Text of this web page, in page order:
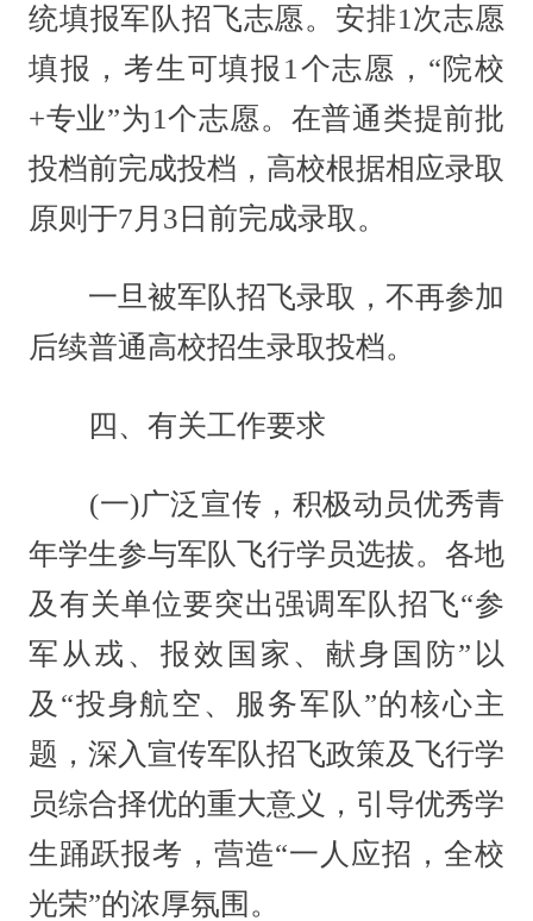
统填报军队招飞志愿。安排1次志愿
填报，考生可填报1个志愿，“院校
+专业”为1个志愿。在普通类提前批
投档前完成投档，高校根据相应录取
原则于7月3日前完成录取。
一旦被军队招飞录取，不再参加
后续普通高校招生录取投档。
四、有关工作要求
(一)广泛宣传，积极动员优秀青
年学生参与军队飞行学员选拔。各地
及有关单位要突出强调军队招飞“参
军从戎、报效国家、献身国防”以
及“投身航空、服务军队”的核心主
题，深入宣传军队招飞政策及飞行学
员综合择优的重大意义，引导优秀学
生踊跃报考，营造“一人应招，全校
光荣”的浓厚氛围。